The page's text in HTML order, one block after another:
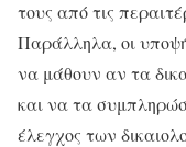
τους από τις
Παράλληλα, οι
να μάθουν αν τα
και να τα
έλεγχος των